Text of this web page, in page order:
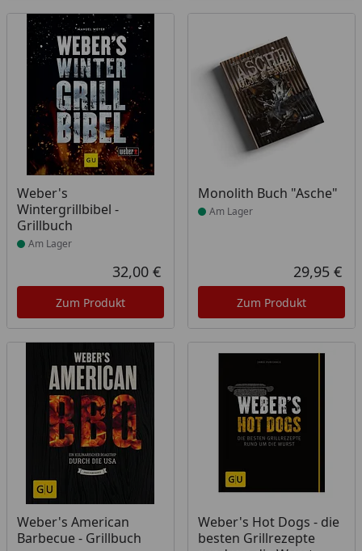
Weber's
Wintergrillbibel -
Grillbuch
Produkt am Lager
Am Lager
Aktueller Preis
32,00 €
Zum Produkt
Monolith Buch "Asche"
Produkt am Lager
Am Lager
29,95 €
Zum Produkt
Weber's American
Barbecue - Grillbuch
Produkt am Lager
Weber's Hot Dogs - die
besten Grillrezepte
Produkt am Lager